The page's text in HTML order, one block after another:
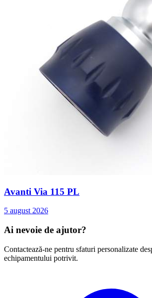
Avanti Via 115 PL
5 august 2026
Ai nevoie de ajutor?
Contactează-ne pentru sfaturi personalizate
echipamentului potrivit.